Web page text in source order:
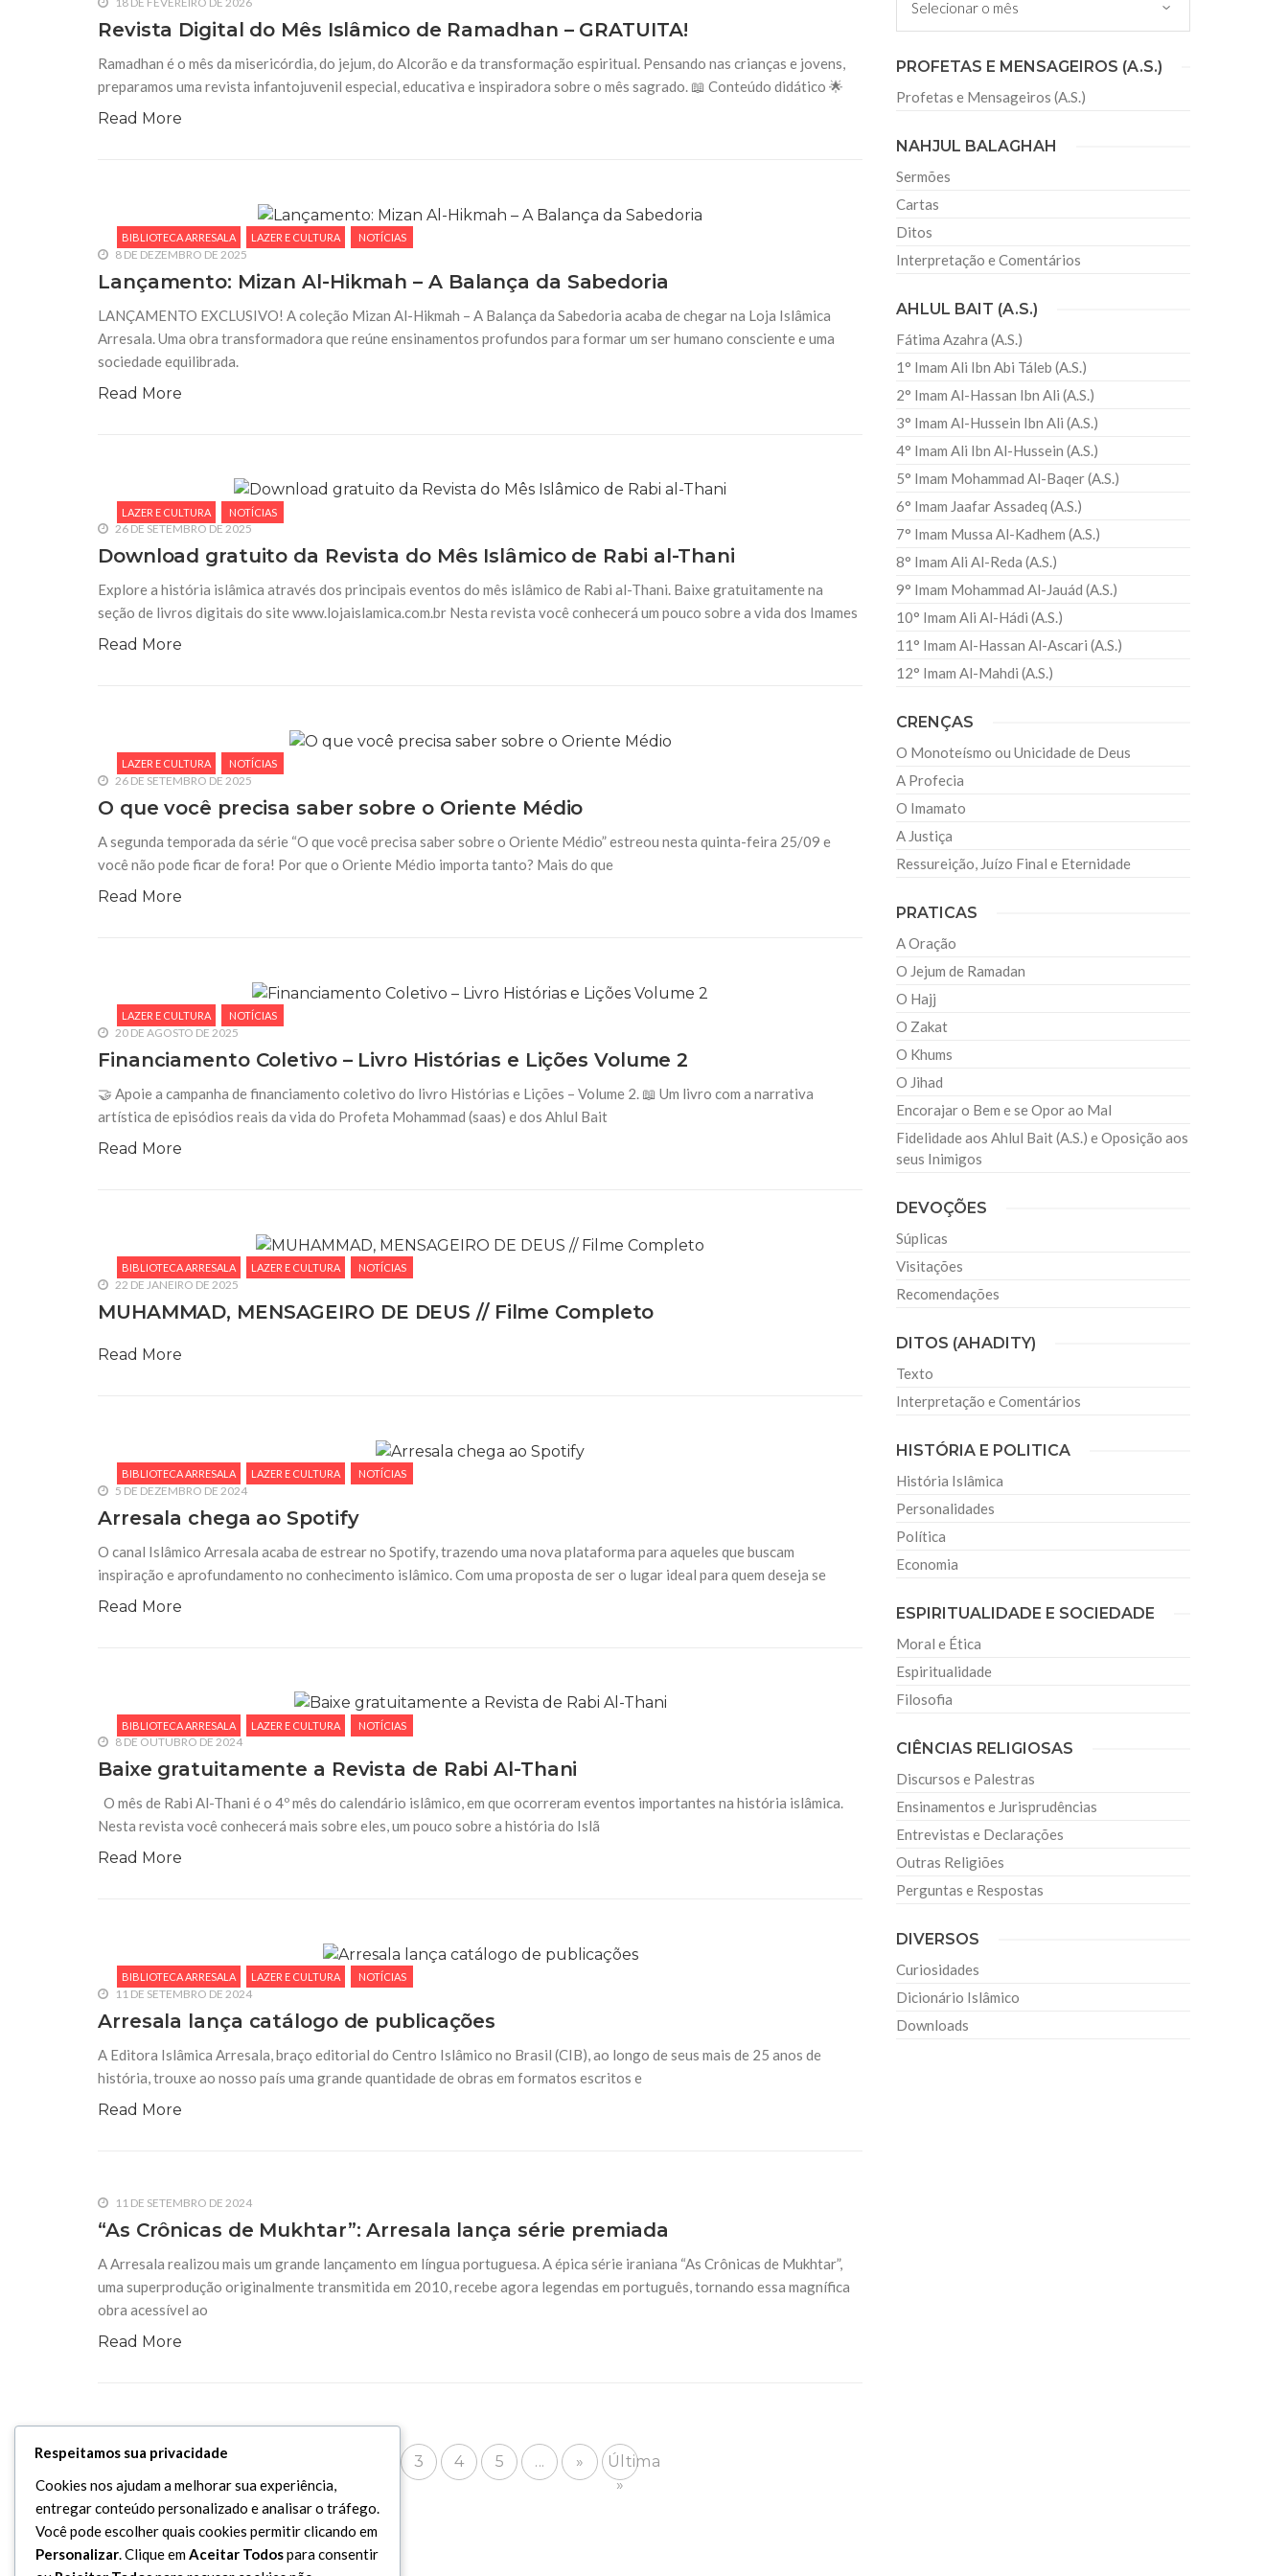
26 DE AGOSTO DE 2014
ar a plataforma para inscrições
Está no ar a plataforma digital de inscrições para o concurso Os Árabes e a 25
Instituto da Cultura Árabe – ICArabe. Com curadoria de
LAZER E CULTURA
IX Grand Prix de Futsal em São Bernardo do Campo
São Paulo, 14/11/2014. A seleção de futsal do Irã está mais uma vez de volta ao
Brasil, dessa vez para a disputa do IX Grand Prix de Futsal, realizado na cidade
Revista Digital do Mês Islâmico de Ramadhan – GRATUITA!
Ramadhan é o mês da misericórdia, do jejum, do Alcorão e da transformação espiritual. Pensando nas crianças e jovens,
preparamos uma revista infantojuvenil especial, educativa e inspiradora sobre o mês sagrado. 📖 Conteúdo didático 🌟
Read More
BIBLIOTECA ARRESALA LAZER E CULTURA NOTÍCIAS
8 DE DEZEMBRO DE 2025
Lançamento: Mizan Al-Hikmah – A Balança da Sabedoria
LANÇAMENTO EXCLUSIVO! A coleção Mizan Al-Hikmah – A Balança da Sabedoria acaba de chegar na Loja Islâmica
Arresala. Uma obra transformadora que reúne ensinamentos profundos para formar um ser humano consciente e uma
sociedade equilibrada.
Read More
LAZER E CULTURA NOTÍCIAS
26 DE SETEMBRO DE 2025
Download gratuito da Revista do Mês Islâmico de Rabi al-Thani
Explore a história islâmica através dos principais eventos do mês islâmico de Rabi al-Thani. Baixe gratuitamente na
seção de livros digitais do site www.lojaislamica.com.br Nesta revista você conhecerá um pouco sobre a vida dos Imames
Read More
LAZER E CULTURA NOTÍCIAS
26 DE SETEMBRO DE 2025
O que você precisa saber sobre o Oriente Médio
A segunda temporada da série “O que você precisa saber sobre o Oriente Médio” estreou nesta quinta-feira 25/09 e
você não pode ficar de fora! Por que o Oriente Médio importa tanto? Mais do que
Read More
LAZER E CULTURA NOTÍCIAS
20 DE AGOSTO DE 2025
Financiamento Coletivo – Livro Histórias e Lições Volume 2
🤝 Apoie a campanha de financiamento coletivo do livro Histórias e Lições – Volume 2. 📖 Um livro com a narrativa
artística de episódios reais da vida do Profeta Mohammad (saas) e dos Ahlul Bait
Read More
BIBLIOTECA ARRESALA LAZER E CULTURA NOTÍCIAS
22 DE JANEIRO DE 2025
MUHAMMAD, MENSAGEIRO DE DEUS // Filme Completo
Read More
BIBLIOTECA ARRESALA LAZER E CULTURA NOTÍCIAS
5 DE DEZEMBRO DE 2024
Arresala chega ao Spotify
O canal Islâmico Arresala acaba de estrear no Spotify, trazendo uma nova plataforma para aqueles que buscam
inspiração e aprofundamento no conhecimento islâmico. Com uma proposta de ser o lugar ideal para quem deseja se
Read More
BIBLIOTECA ARRESALA LAZER E CULTURA NOTÍCIAS
8 DE OUTUBRO DE 2024
Baixe gratuitamente a Revista de Rabi Al-Thani
O mês de Rabi Al-Thani é o 4º mês do calendário islâmico, em que ocorreram eventos importantes na história islâmica.
Nesta revista você conhecerá mais sobre eles, um pouco sobre a história do Islã
Read More
BIBLIOTECA ARRESALA LAZER E CULTURA NOTÍCIAS
11 DE SETEMBRO DE 2024
Arresala lança catálogo de publicações
A Editora Islâmica Arresala, braço editorial do Centro Islâmico no Brasil (CIB), ao longo de seus mais de 25 anos de
história, trouxe ao nosso país uma grande quantidade de obras em formatos escritos e
Read More
11 DE SETEMBRO DE 2024
“As Crônicas de Mukhtar”: Arresala lança série premiada
A Arresala realizou mais um grande lançamento em língua portuguesa. A épica série iraniana “As Crônicas de Mukhtar”,
uma superprodução originalmente transmitida em 2010, recebe agora legendas em português, tornando essa magnífica
obra acessível ao
Read More
3 4 5 ... »
Última
»
PROFETAS E MENSAGEIROS (A.S.)
Profetas e Mensageiros (A.S.)
NAHJUL BALAGHAH
Sermões
Cartas
Ditos
Interpretação e Comentários
AHLUL BAIT (A.S.)
Fátima Azahra (A.S.)
1° Imam Ali Ibn Abi Táleb (A.S.)
2° Imam Al-Hassan Ibn Ali (A.S.)
3° Imam Al-Hussein Ibn Ali (A.S.)
4° Imam Ali Ibn Al-Hussein (A.S.)
5° Imam Mohammad Al-Baqer (A.S.)
6° Imam Jaafar Assadeq (A.S.)
7° Imam Mussa Al-Kadhem (A.S.)
8° Imam Ali Al-Reda (A.S.)
9° Imam Mohammad Al-Jauád (A.S.)
10° Imam Ali Al-Hádi (A.S.)
11° Imam Al-Hassan Al-Ascari (A.S.)
12° Imam Al-Mahdi (A.S.)
CRENÇAS
O Monoteísmo ou Unicidade de Deus
A Profecia
O Imamato
A Justiça
Ressureição, Juízo Final e Eternidade
PRATICAS
A Oração
O Jejum de Ramadan
O Hajj
O Zakat
O Khums
O Jihad
Encorajar o Bem e se Opor ao Mal
Fidelidade aos Ahlul Bait (A.S.) e Oposição aos
seus Inimigos
DEVOÇÕES
Súplicas
Visitações
Recomendações
DITOS (AHADITY)
Texto
Interpretação e Comentários
HISTÓRIA E POLITICA
História Islâmica
Personalidades
Política
Economia
ESPIRITUALIDADE E SOCIEDADE
Moral e Ética
Espiritualidade
Filosofia
CIÊNCIAS RELIGIOSAS
Discursos e Palestras
Ensinamentos e Jurisprudências
Entrevistas e Declarações
Outras Religiões
Perguntas e Respostas
DIVERSOS
Curiosidades
Dicionário Islâmico
Downloads
Respeitamos sua privacidade
Cookies nos ajudam a melhorar sua experiência,
entregar conteúdo personalizado e analisar o tráfego.
Você pode escolher quais cookies permitir clicando em
Personalizar. Clique emAceitar Todospara consentir